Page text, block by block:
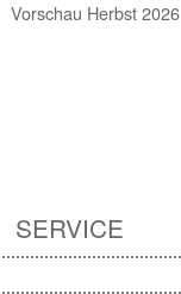
Vorschau Herbst 2026
SERVICE